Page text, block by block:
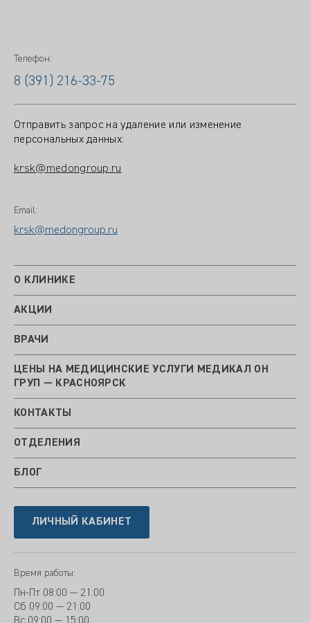
Телефон:
8 (391) 216-33-75
Отправить запрос на удаление или изменение
персональных данных:
krsk@medongroup.ru
Email:
krsk@medongroup.ru
О КЛИНИКЕ
АКЦИИ
ВРАЧИ
ЦЕНЫ НА МЕДИЦИНСКИЕ УСЛУГИ МЕДИКАЛ ОН
ГРУП — КРАСНОЯРСК
КОНТАКТЫ
ОТДЕЛЕНИЯ
БЛОГ
ЛИЧНЫЙ КАБИНЕТ
Время работы:
Пн-Пт 08:00 — 21:00
Сб 09:00 — 21:00
Вс 09:00 — 15:00